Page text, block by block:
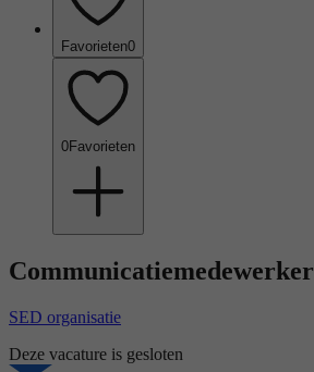
Favorieten0
0Favorieten
Communicatiemedewerker
SED organisatie
Deze vacature is gesloten